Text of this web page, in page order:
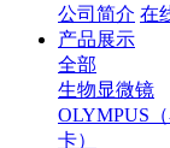
公司简介 在
产品展示
全部
生物显微镜
OLYMPUS（
卡）